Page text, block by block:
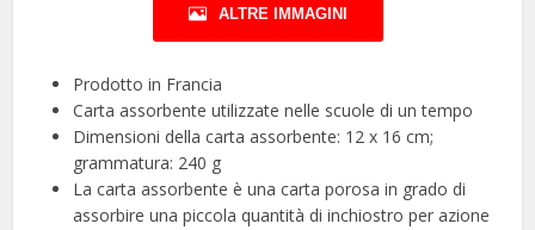
ALTRE IMMAGINI
Prodotto in Francia
Carta assorbente utilizzate nelle scuole di un tempo
Dimensioni della carta assorbente: 12 x 16 cm;
grammatura: 240 g
La carta assorbente è una carta porosa in grado di
assorbire una piccola quantità di inchiostro per azione